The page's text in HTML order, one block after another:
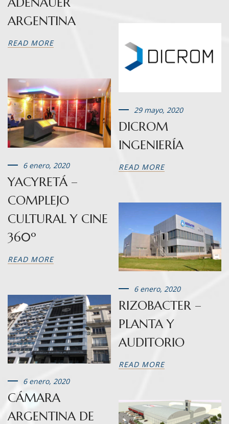
ARGENTINA
READ MORE
29 mayo, 2020
DICROM
INGENIERÍA
READ MORE
6 enero, 2020
YACYRETÁ –
COMPLEJO
CULTURAL Y CINE
360º
READ MORE
6 enero, 2020
RIZOBACTER –
PLANTA Y
AUDITORIO
READ MORE
6 enero, 2020
CÁMARA
ARGENTINA DE